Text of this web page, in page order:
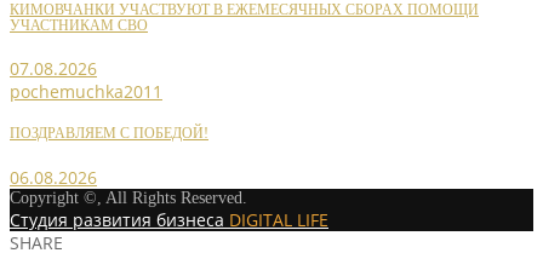
КИМОВЧАНКИ УЧАСТВУЮТ В ЕЖЕМЕСЯЧНЫХ СБОРАХ ПОМОЩИ
УЧАСТНИКАМ СВО
07.08.2026
pochemuchka2011
ПОЗДРАВЛЯЕМ С ПОБЕДОЙ!
06.08.2026
Copyright ©, All Rights Reserved.
Студия развития бизнеса DIGITAL LIFE
SHARE